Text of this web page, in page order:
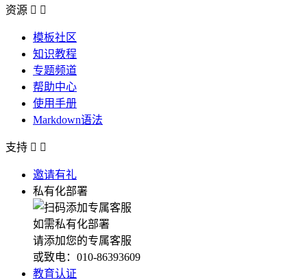
资源  
模板社区
知识教程
专题频道
帮助中心
使用手册
Markdown语法
支持  
邀请有礼
私有化部署
如需私有化部署
请添加您的专属客服
或致电：010-86393609
教育认证